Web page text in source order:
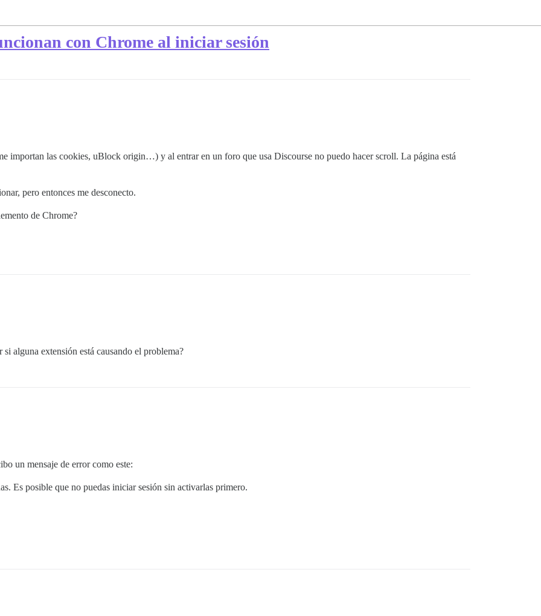
con Chrome al iniciar sesión
importan las cookies, uBlock origin…) y al entrar en un foro que usa Discourse no puedo hacer scroll. La página está
pero entonces me desconecto.
de Chrome?
alguna extensión está causando el problema?
un mensaje de error como este:
Es posible que no puedas iniciar sesión sin activarlas primero.